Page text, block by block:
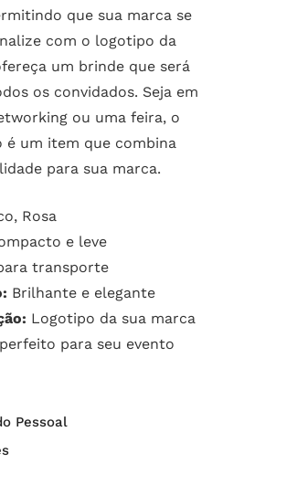
que sua marca se
com o logotipo da
um brinde que será
os convidados. Seja em
ou uma feira, o
é um item que combina
para sua marca.
Rosa
e leve
transporte
Brilhante e elegante
Logotipo da sua marca
para seu evento
Pessoal